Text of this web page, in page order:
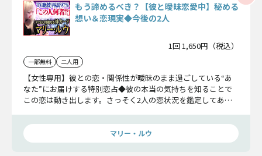
もう諦めるべき？【彼と曖昧恋愛中】秘める
想い＆恋現実◆今後の2人
1回 1,650円（税込）
一部無料 二人用
【女性専用】彼との恋・関係性が曖昧のまま過ごしている“あ
なた”にお届けする特別恋占◆彼の本当の気持ちを知ることで
この恋は動き出します。さっそく2人の恋状況を鑑定してあな
マリー・ルウ